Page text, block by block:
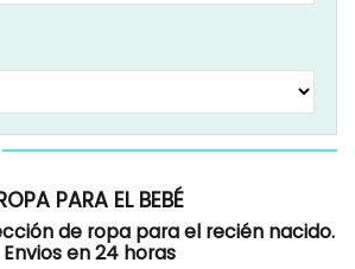
PARA EL BEBÉ
de ropa para el recién nacido.
Envios en 24 horas